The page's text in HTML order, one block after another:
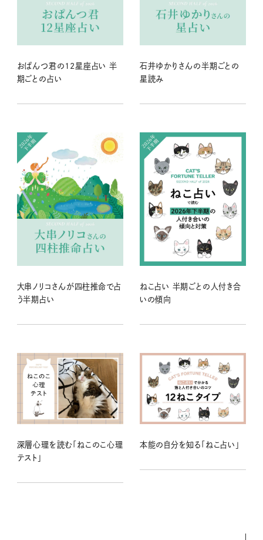
おぱんつ君の12星座占い 半
期ごとの占い
石井ゆかりさんの半期ごとの
星読み
大串ノリコさんが四柱推命で占
う半期占い
ねこ占い 半期ごとの人付き合
いの傾向
深層心理を読む「ねこのこ心理
テスト」
本能の自分を知る「ねこ占い」